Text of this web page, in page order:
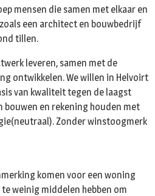
mensen die samen met elkaar en
een architect en bouwbedrijf
tillen.
leveren, samen met de
ontwikkelen. We willen in Helvoirt
van kwaliteit tegen de laagst
bouwen en rekening houden met
Zonder winstoogmerk
komen voor een woning
weinig middelen hebben om